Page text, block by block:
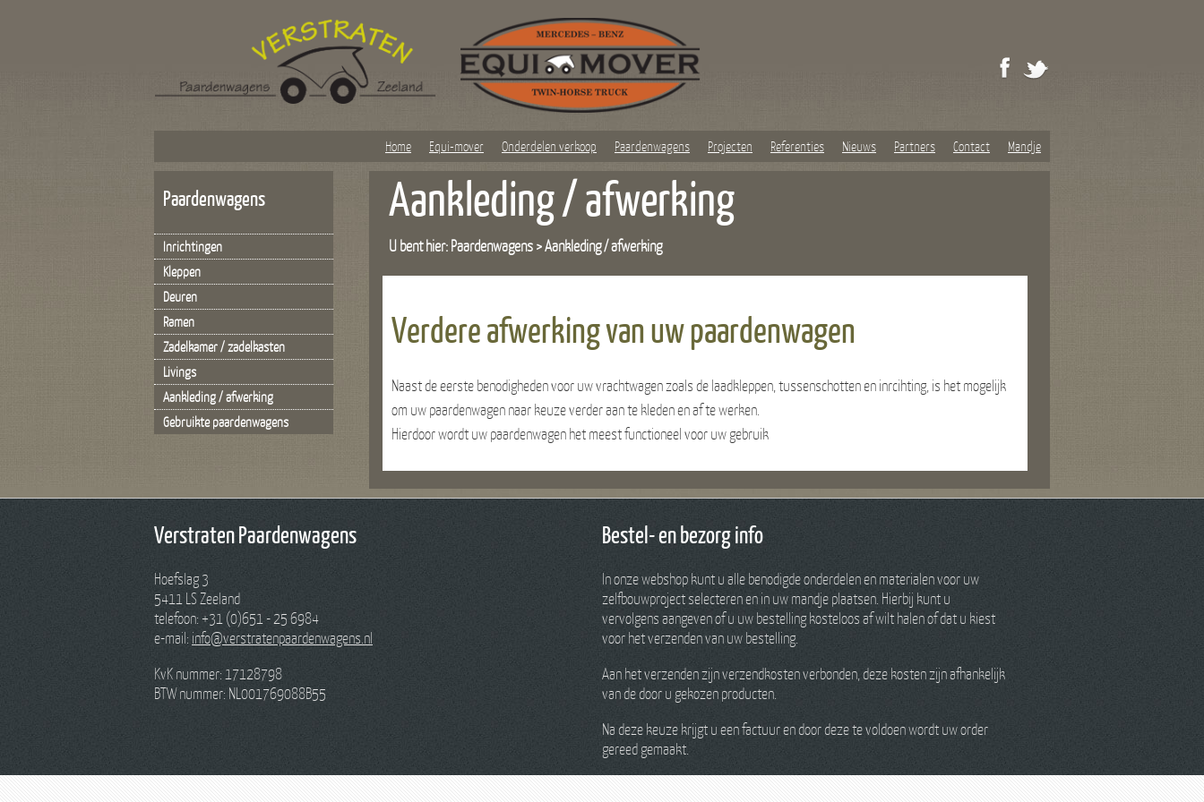
Home Equi-mover Onderdelen verkoop Paardenwagens Projecten Referenties Nieuws Partners Contact Mandje
Paardenwagens
Inrichtingen
Kleppen
Deuren
Ramen
Zadelkamer / zadelkasten
Livings
Aankleding / afwerking
Gebruikte paardenwagens
Aankleding / afwerking
U bent hier: Paardenwagens >Aankleding / afwerking
Verdere afwerking van uw paardenwagen
Naast de eerste benodigheden voor uw vrachtwagen zoals de laadkleppen, tussenschotten en inrcihting, is het mogelijk
om uw paardenwagen naar keuze verder aan te kleden en af te werken.
Hierdoor wordt uw paardenwagen het meest functioneel voor uw gebruik
Verstraten Paardenwagens
Hoefslag 3
5411 LS Zeeland
telefoon: +31 (0)651 - 25 6984
e-mail: info@verstratenpaardenwagens.nl
KvK nummer: 17128798
BTW nummer: NL001769088B55
Bestel- en bezorg info
In onze webshop kunt u alle benodigde onderdelen en materialen voor uw
zelfbouwproject selecteren en in uw mandje plaatsen. Hierbij kunt u
vervolgens aangeven of u uw bestelling kosteloos af wilt halen of dat u kiest
voor het verzenden van uw bestelling.
Aan het verzenden zijn verzendkosten verbonden, deze kosten zijn afhankelijk
van de door u gekozen producten.
Na deze keuze krijgt u een factuur en door deze te voldoen wordt uw order
gereed gemaakt.